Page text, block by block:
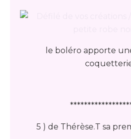
le boléro apporte
5 ) de Thérèse.T sa